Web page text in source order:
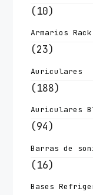
(10)
Armarios
(23)
Auriculares
(188)
Auriculares
(94)
Barras de
(16)
Bases